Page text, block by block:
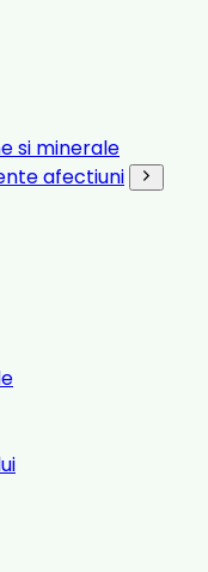
si minerale
afectiuni